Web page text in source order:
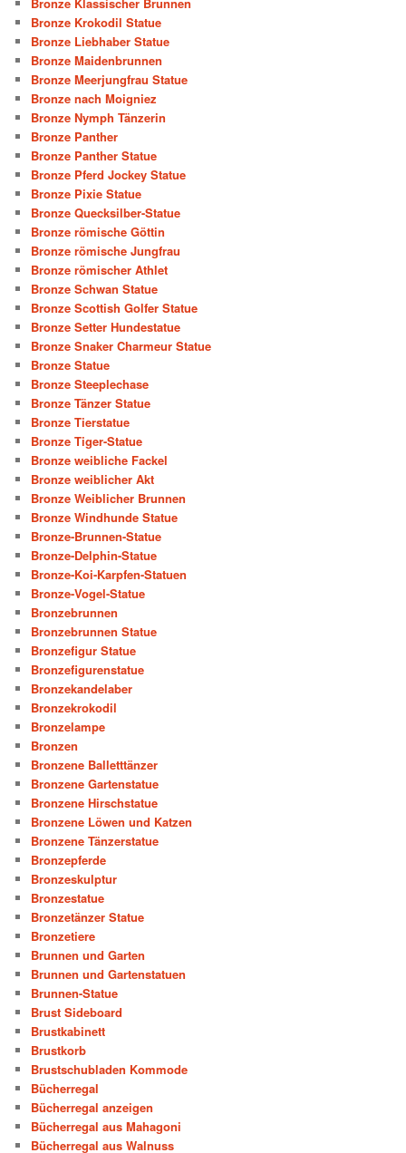
Bronze Krokodil Statue
Bronze Liebhaber Statue
Bronze Maidenbrunnen
Bronze Meerjungfrau Statue
Bronze nach Moigniez
Bronze Nymph Tänzerin
Bronze Panther
Bronze Panther Statue
Bronze Pferd Jockey Statue
Bronze Pixie Statue
Bronze Quecksilber-Statue
Bronze römische Göttin
Bronze römische Jungfrau
Bronze römischer Athlet
Bronze Schwan Statue
Bronze Scottish Golfer Statue
Bronze Setter Hundestatue
Bronze Snaker Charmeur Statue
Bronze Statue
Bronze Steeplechase
Bronze Tänzer Statue
Bronze Tierstatue
Bronze Tiger-Statue
Bronze weibliche Fackel
Bronze weiblicher Akt
Bronze Weiblicher Brunnen
Bronze Windhunde Statue
Bronze-Brunnen-Statue
Bronze-Delphin-Statue
Bronze-Koi-Karpfen-Statuen
Bronze-Vogel-Statue
Bronzebrunnen
Bronzebrunnen Statue
Bronzefigur Statue
Bronzefigurenstatue
Bronzekandelaber
Bronzekrokodil
Bronzelampe
Bronzen
Bronzene Balletttänzer
Bronzene Gartenstatue
Bronzene Hirschstatue
Bronzene Löwen und Katzen
Bronzene Tänzerstatue
Bronzepferde
Bronzeskulptur
Bronzestatue
Bronzetänzer Statue
Bronzetiere
Brunnen und Garten
Brunnen und Gartenstatuen
Brunnen-Statue
Brust Sideboard
Brustkabinett
Brustkorb
Brustschubladen Kommode
Bücherregal
Bücherregal anzeigen
Bücherregal aus Mahagoni
Bücherregal aus Walnuss